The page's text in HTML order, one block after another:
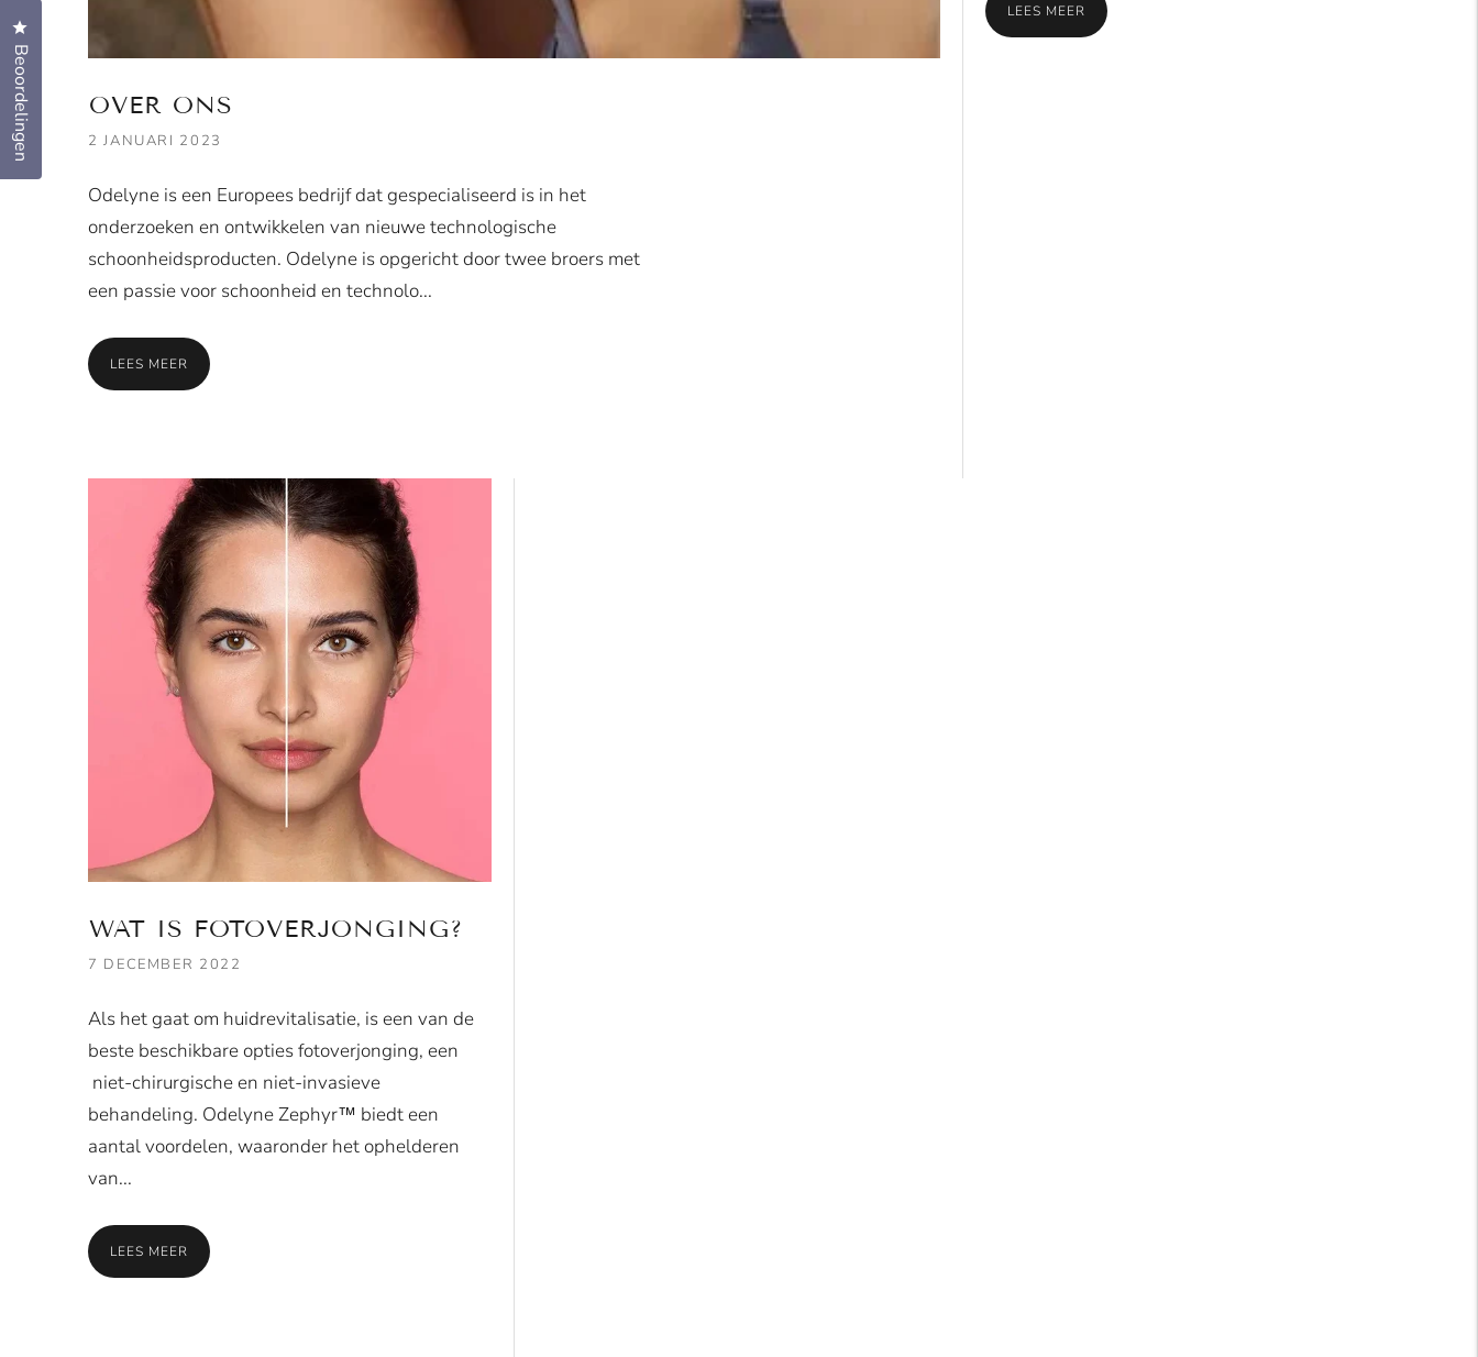
OVER ONS
2 JANUARI 2023
Odelyne is een Europees bedrijf dat gespecialiseerd is in het
onderzoeken en ontwikkelen van nieuwe technologische
schoonheidsproducten. Odelyne is opgericht door twee broers met
een passie voor schoonheid en technolo...
LEES MEER
LEES MEER
WAT IS FOTOVERJONGING?
7 DECEMBER 2022
Als het gaat om huidrevitalisatie, is een van de
beste beschikbare opties fotoverjonging, een
niet-chirurgische en niet-invasieve
behandeling. Odelyne Zephyr™ biedt een
aantal voordelen, waaronder het ophelderen
van...
LEES MEER
Beoordelingen
Klik om het dialoogvenster met beoordelingen te openen